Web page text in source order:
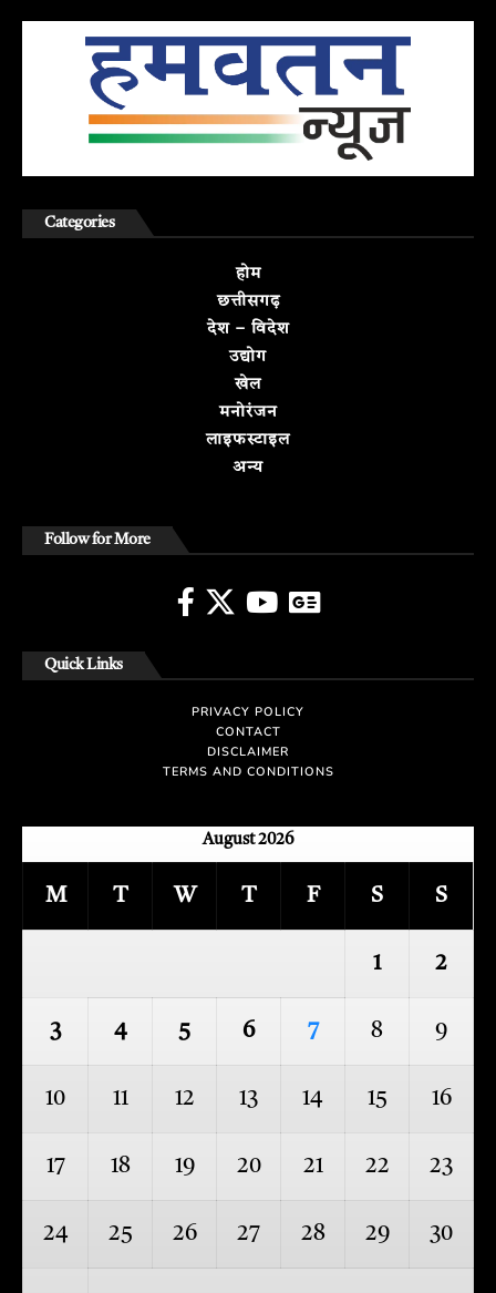
Categories
होम
छत्तीसगढ़
देश – विदेश
उद्योग
खेल
मनोरंजन
लाइफस्टाइल
अन्य
Follow for More
Quick Links
PRIVACY POLICY
CONTACT
DISCLAIMER
TERMS AND CONDITIONS
August 2026
M T W T F S S
1 2
3 4 5 6 7 8 9
10 11 12 13 14 15 16
17 18 19 20 21 22 23
24 25 26 27 28 29 30